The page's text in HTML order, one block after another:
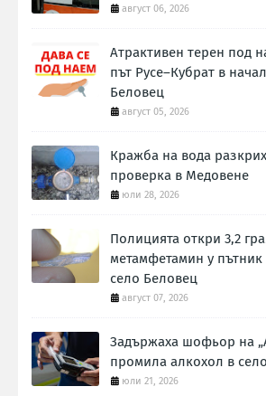
август 06, 2026
Атрактивен терен под
път Русе–Кубрат в
Беловец
август 05, 2026
Кражба на вода
проверка в Медовене
юли 28, 2026
Полицията откри 3,2
метамфетамин у
село Беловец
август 07, 2026
Задържаха шофьор на
промила алкохол в
юли 21, 2026